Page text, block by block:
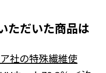
ただいた商品は
社の特殊繊維使